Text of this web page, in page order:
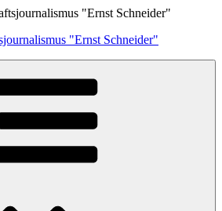
"Ernst Schneider"